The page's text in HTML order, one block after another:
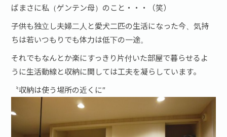
ばまさに私（ゲンテン母）のこと・・・（笑）
子供も独立し夫婦二人と愛犬二匹の生活になった今、気持
ちは若いつもりでも体力は低下の一途。
それでもなんとか楽にすっきり片付いた部屋で暮らせるよ
うに生活動線と収納に関しては工夫を凝らしています。
〝収納は使う場所の近くに″